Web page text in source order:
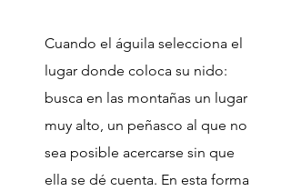
Cuando el águila selecciona el
lugar donde coloca su nido:
busca en las montañas un lugar
muy alto, un peñasco al que no
sea posible acercarse sin que
ella se dé cuenta. En esta forma